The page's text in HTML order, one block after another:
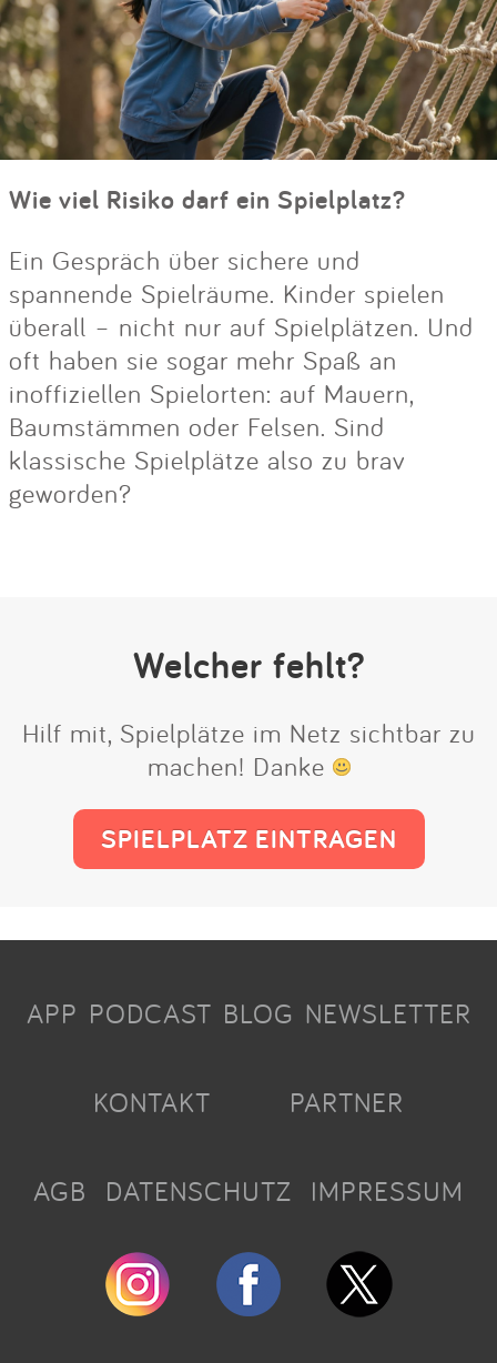
Wie viel Risiko darf ein Spielplatz?
Ein Gespräch über sichere und
spannende Spielräume. Kinder spielen
überall – nicht nur auf Spielplätzen. Und
oft haben sie sogar mehr Spaß an
inoffiziellen Spielorten: auf Mauern,
Baumstämmen oder Felsen. Sind
klassische Spielplätze also zu brav
geworden?
Welcher fehlt?
Hilf mit, Spielplätze im Netz sichtbar zu
machen! Danke
SPIELPLATZ EINTRAGEN
APP PODCAST BLOG NEWSLETTER
KONTAKT PARTNER
AGB DATENSCHUTZ IMPRESSUM